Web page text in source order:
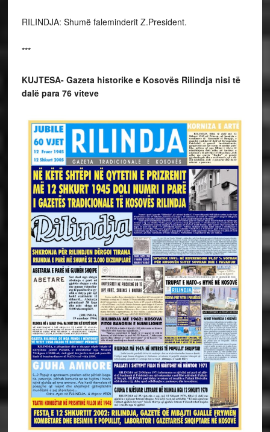
RILINDJA: Shumë faleminderit Z.President.
***
KUJTESA- Gazeta historike e Kosovës Rilindja nisi të
dalë para 76 viteve